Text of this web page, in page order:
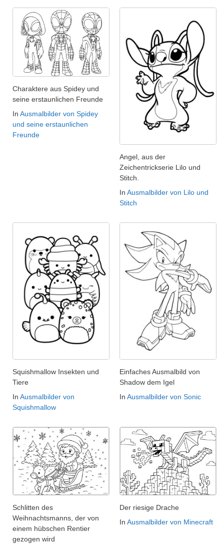
Charaktere aus Spidey und
seine erstaunlichen Freunde
In Ausmalbilder von Spidey
und seine erstaunlichen
Freunde
Angel, aus der
Zeichentrickserie Lilo und
Stitch.
In Ausmalbilder von Lilo und
Stitch
Squishmallow Insekten und
Tiere
In Ausmalbilder von
Squishmallow
Einfaches Ausmalbild von
Shadow dem Igel
In Ausmalbilder von Sonic
Schlitten des
Weihnachtsmanns, der von
einem hübschen Rentier
gezogen wird
Der riesige Drache
In Ausmalbilder von Minecraft